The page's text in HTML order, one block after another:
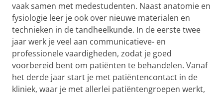
vaak samen met medestudenten. Naast anatomie en
fysiologie leer je ook over nieuwe materialen en
technieken in de tandheelkunde. In de eerste twee
jaar werk je veel aan communicatieve- en
professionele vaardigheden, zodat je goed
voorbereid bent om patiënten te behandelen. Vanaf
het derde jaar start je met patiëntencontact in de
kliniek, waar je met allerlei patiëntengroepen werkt,